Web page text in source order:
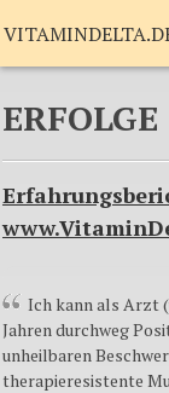
ERFOLGE
Ich kann als Arzt
Jahren durchweg
unheilbaren
therapieresistente